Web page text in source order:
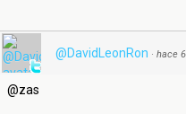
@DavidLeonRon · hace
@zas